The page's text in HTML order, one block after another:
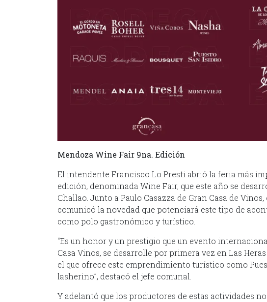
Mendoza Wine Fair 9na. Edición
El intendente Francisco Lo Presti abrió la feria más
edición, denominada Wine Fair, que este año se
Challao. Junto a Paulo Casazza de Gran Casa de
comunicó la novedad que potenciará este tipo de
como polo gastronómico y turístico.
“Es un honor y un prestigio que un evento
Casa Vinos, se desarrolle por primera vez en Las
el que ofrece este emprendimiento turístico como
lasherino”, destacó el jefe comunal.
Y adelantó que los productores de estas actividades